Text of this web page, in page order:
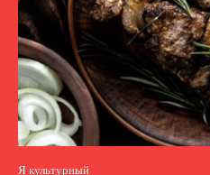
Я культурный